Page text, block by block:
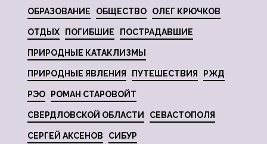
ОБРАЗОВАНИЕ ОБЩЕСТВО ОЛЕГ КРЮЧКОВ
ОТДЫХ ПОГИБШИЕ ПОСТРАДАВШИЕ
ПРИРОДНЫЕ КАТАКЛИЗМЫ
ПРИРОДНЫЕ ЯВЛЕНИЯ ПУТЕШЕСТВИЯ РЖД
РЭО РОМАН СТАРОВОЙТ
СВЕРДЛОВСКОЙ ОБЛАСТИ СЕВАСТОПОЛЯ
СЕРГЕЙ АКСЕНОВ СИБУР